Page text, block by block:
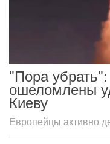
"Пора
ошеломлены
Киеву
Европейцы активно